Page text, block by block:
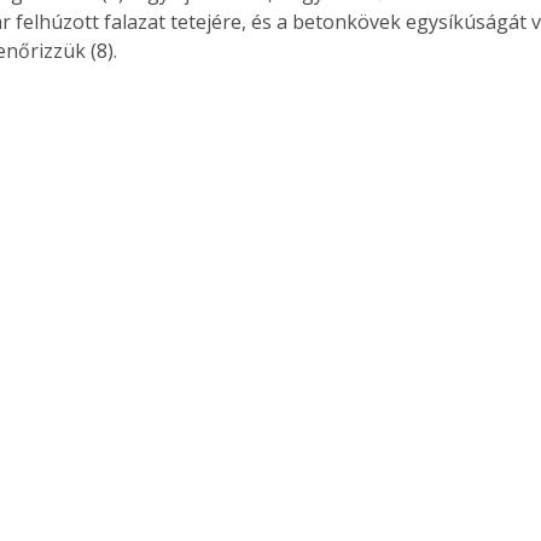
A
felhúzott falazat tetejére, és a betonkövek egysíkúságát
(8).